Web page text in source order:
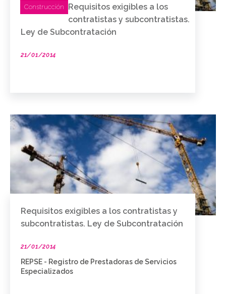
Construcción
Requisitos exigibles a los
contratistas y subcontratistas.
Ley de Subcontratación
21/01/2014
Requisitos exigibles a los contratistas y
subcontratistas. Ley de Subcontratación
21/01/2014
REPSE - Registro de Prestadoras de Servicios
Especializados